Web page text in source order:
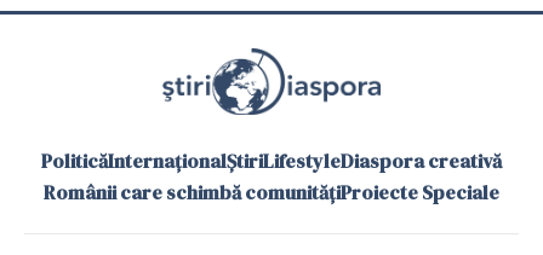
PoliticăInternaționalȘtiriLifestyleDiaspora creativă
Românii care schimbă comunitățiProiecte Speciale